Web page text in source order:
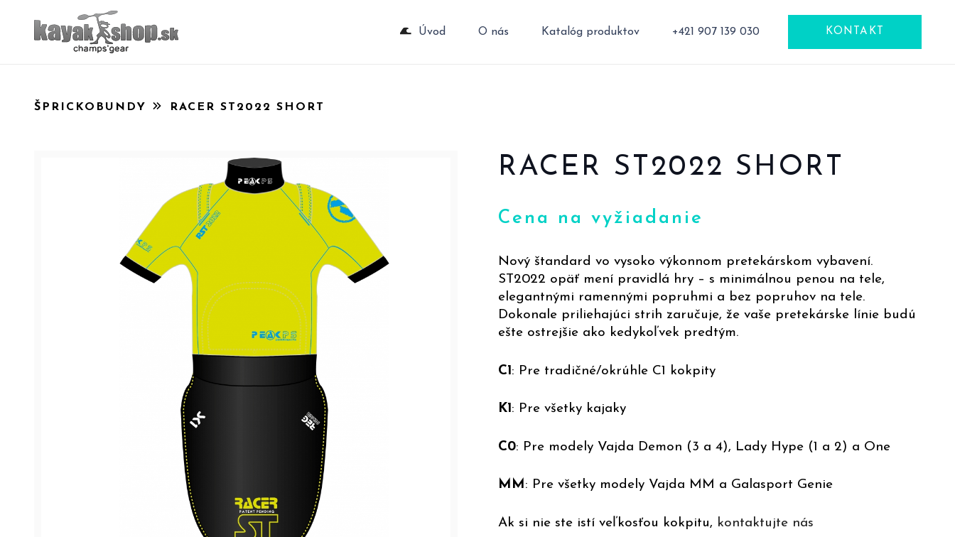
Úvod O nás Katalóg produktov +421 907 139 030 KONTAKT
ŠPRICKOBUNDY RACER ST2022 SHORT
RACER ST2022 SHORT
Cena na vyžiadanie
Nový štandard vo vysoko výkonnom pretekárskom vybavení.
ST2022 opäť mení pravidlá hry – s minimálnou penou na tele,
elegantnými ramennými popruhmi a bez popruhov na tele.
Dokonale priliehajúci strih zaručuje, že vaše pretekárske línie budú
ešte ostrejšie ako kedykoľvek predtým.
C1 : Pre tradičné/okrúhle C1 kokpity
K1: Pre všetky kajaky
C0: Pre modely Vajda Demon (3 a 4), Lady Hype (1 a 2) a One
MM: Pre všetky modely Vajda MM a Galasport Genie
Ak si nie ste istí veľkosťou kokpitu, kontaktujte nás